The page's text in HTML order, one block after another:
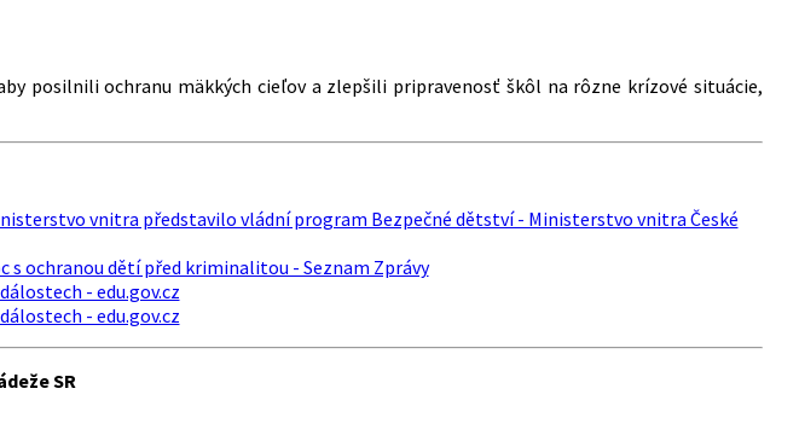
posilnili ochranu mäkkých cieľov a zlepšili pripravenosť škôl na rôzne krízové situácie,
vnitra představilo vládní program Bezpečné dětství - Ministerstvo vnitra České
s ochranou dětí před kriminalitou - Seznam Zprávy
- edu.gov.cz
- edu.gov.cz
SR